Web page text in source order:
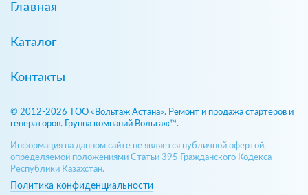
Главная
Каталог
Контакты
© 2012-2026 ТОО «Вольтаж Астана». Ремонт и продажа стартеров и
генераторов. Группа компаний Вольтаж™.
Информация на данном сайте не является публичной офертой,
определяемой положениями Статьи 395 Гражданского Кодекса
Республики Казахстан.
Политика конфиденциальности